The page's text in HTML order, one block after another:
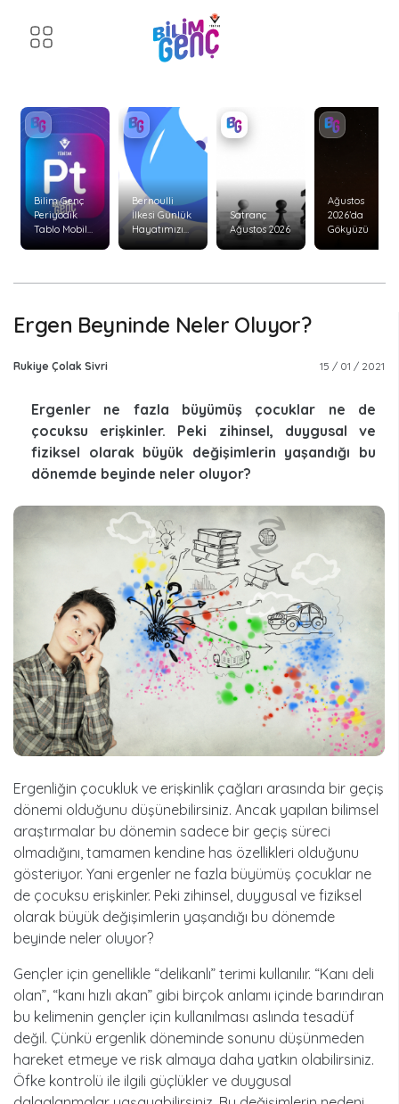
Bilim Genç
Periyodik
Tablo Mobil
Bernoulli
İlkesi Günlük
Hayatımızı
Nasıl Etkiler?
Satranç
Ağustos 2026
Ağustos
2026’da
Gökyüzü
Ergen Beyninde Neler Oluyor?
Rukiye Çolak Sivri 15 / 01 / 2021
Ergenler ne fazla büyümüş çocuklar ne de
çocuksu erişkinler. Peki zihinsel, duygusal ve
fiziksel olarak büyük değişimlerin yaşandığı bu
dönemde beyinde neler oluyor?
Ergenliğin çocukluk ve erişkinlik çağları arasında bir geçiş
dönemi olduğunu düşünebilirsiniz. Ancak yapılan bilimsel
araştırmalar bu dönemin sadece bir geçiş süreci
olmadığını, tamamen kendine has özellikleri olduğunu
gösteriyor. Yani ergenler ne fazla büyümüş çocuklar ne
de çocuksu erişkinler. Peki zihinsel, duygusal ve fiziksel
olarak büyük değişimlerin yaşandığı bu dönemde
beyinde neler oluyor?
Gençler için genellikle “delikanlı” terimi kullanılır. “Kanı deli
olan”, “kanı hızlı akan” gibi birçok anlamı içinde barındıran
bu kelimenin gençler için kullanılması aslında tesadüf
değil. Çünkü ergenlik döneminde sonunu düşünmeden
hareket etmeye ve risk almaya daha yatkın olabilirsiniz.
Öfke kontrolü ile ilgili güçlükler ve duygusal